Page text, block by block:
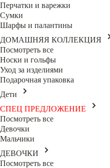
Перчатки и варежки
Сумки
Шарфы и палантины
ДОМАШНЯЯ КОЛЛЕКЦИЯ
Посмотреть все
Носки и гольфы
Уход за изделиями
Подарочная упаковка
Дети
СПЕЦ ПРЕДЛОЖЕНИЕ
Посмотреть все
Девочки
Мальчики
ДЕВОЧКИ
Посмотреть все